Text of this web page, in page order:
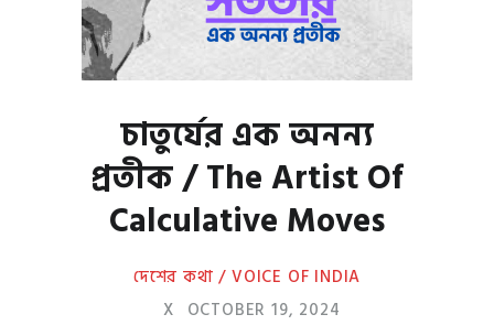
চাতুর্যের এক অনন্য
প্রতীক / The Artist Of
Calculative Moves
দেশের কথা / VOICE OF INDIA
X OCTOBER 19, 2024